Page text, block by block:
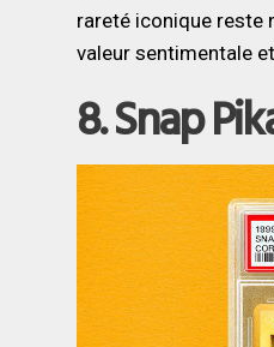
rareté iconique reste
valeur sentimentale
8. Snap